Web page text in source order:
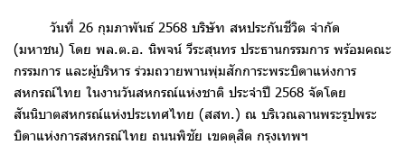
วันที่ 26 กุมภาพันธ์ 2568 บริษัท สหประกันชีวิต จำกัด
(มหาชน) โดย พล.ต.อ. นิพจน์ วีระสุนทร ประธานกรรมการ พร้อมคณะ
กรรมการ และผู้บริหาร ร่วมถวายพานพุ่มสักการะพระบิดาแห่งการ
สหกรณ์ไทย ในงานวันสหกรณ์แห่งชาติ ประจำปี 2568 จัดโดย
สันนิบาตสหกรณ์แห่งประเทศไทย (สสท.) ณ บริเวณลานพระรูปพระ
บิดาแห่งการสหกรณ์ไทย ถนนพิชัย เขตดุสิต กรุงเทพฯ